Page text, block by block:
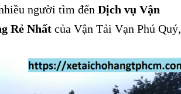
người tìm đến Dịch vụ Vận
Rẻ Nhất của Vận Tải Vạn Phú Quý,